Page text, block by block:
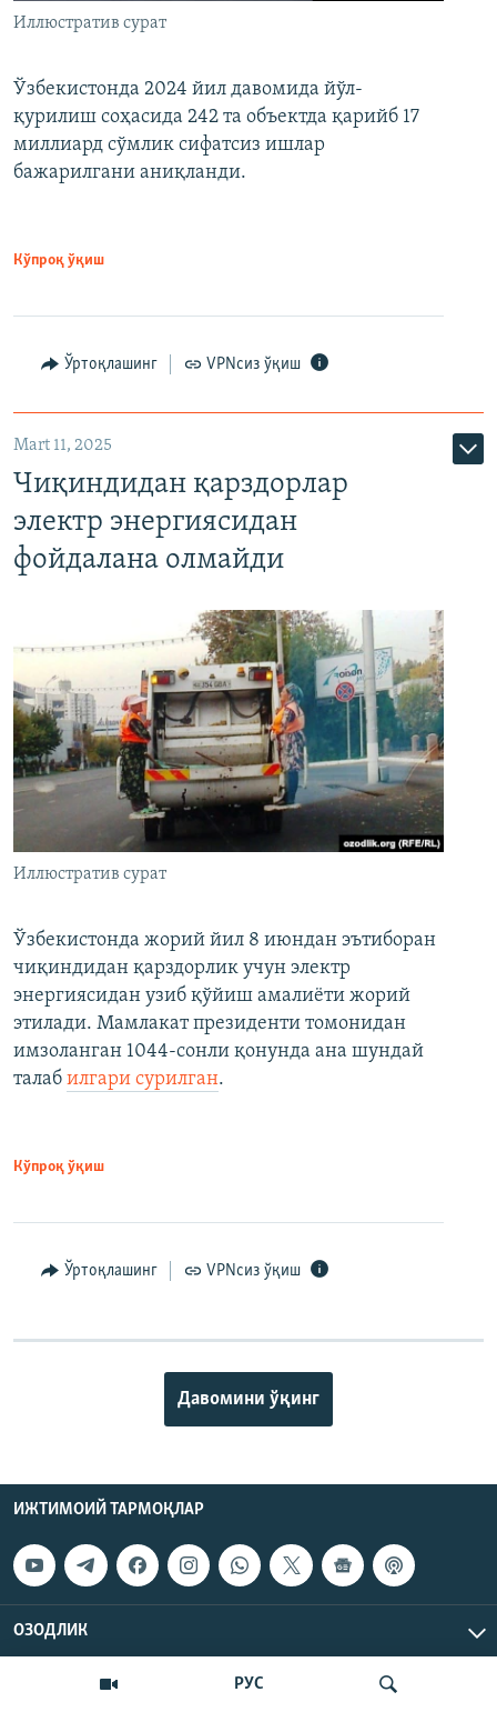
РУС
Иллюстратив сурат
Ўзбекистонда 2024 йил давомида йўл-
қурилиш соҳасида 242 та объектда қарийб 17
миллиард сўмлик сифатсиз ишлар
бажарилгани аниқланди.
Кўпроқ ўқиш
Ўртоқлашинг VPNсиз ўқиш
Mart 11, 2025
Чиқиндидан қарздорлар
электр энергиясидан
фойдалана олмайди
Иллюстратив сурат
Ўзбекистонда жорий йил 8 июндан эътиборан
чиқиндидан қарздорлик учун электр
энергиясидан узиб қўйиш амалиёти жорий
этилади. Мамлакат президенти томонидан
имзоланган 1044-сонли қонунда ана шундай
талаб илгари сурилган.
Кўпроқ ўқиш
Ўртоқлашинг VPNсиз ўқиш
Давомини ўқинг
ИЖТИМОИЙ ТАРМОҚЛАР
ОЗОДЛИК
МАЪЛУМОТ